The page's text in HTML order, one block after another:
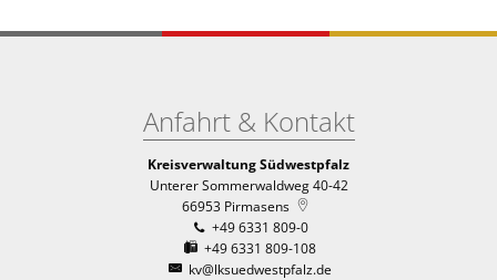
Anfahrt & Kontakt
Kreisverwaltung Südwestpfalz
Unterer Sommerwaldweg 40-42
66953 Pirmasens
+49 6331 809-0
+49 6331 809-108
kv@lksuedwestpfalz.de